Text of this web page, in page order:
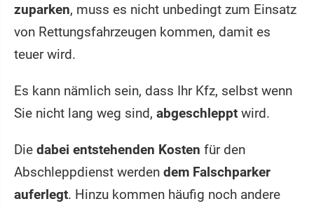
zuparken, muss es nicht unbedingt zum Einsatz
von Rettungsfahrzeugen kommen, damit es
teuer wird.
Es kann nämlich sein, dass Ihr Kfz, selbst wenn
Sie nicht lang weg sind, abgeschleppt wird.
Die dabei entstehenden Kosten für den
Abschleppdienst werden dem Falschparker
auferlegt. Hinzu kommen häufig noch andere